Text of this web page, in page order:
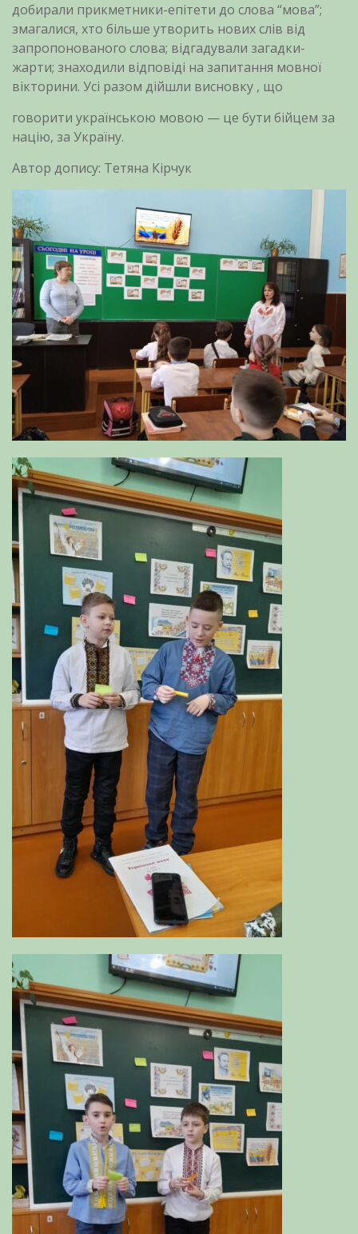
добирали прикметники-епітети до слова “мова”;
змагалися, хто більше утворить нових слів від
запропонованого слова; відгадували загадки-
жарти; знаходили відповіді на запитання мовної
вікторини. Усі разом дійшли висновку , що
говорити українською мовою — це бути бійцем за
націю, за Україну.
Автор допису: Тетяна Кірчук